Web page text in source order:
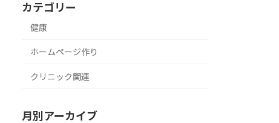
カテゴリー
健康
ホームページ作り
クリニック関連
月別アーカイブ